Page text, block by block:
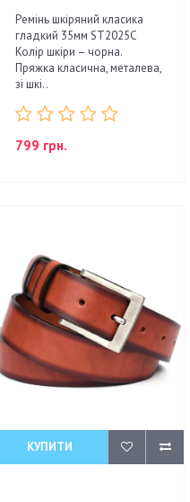
Ремінь шкіряний класика
гладкий 35мм ST2025C
Колір шкіри – чорна.
Пряжка класична, металева,
зі шкі..
799 грн.
КУПИТИ